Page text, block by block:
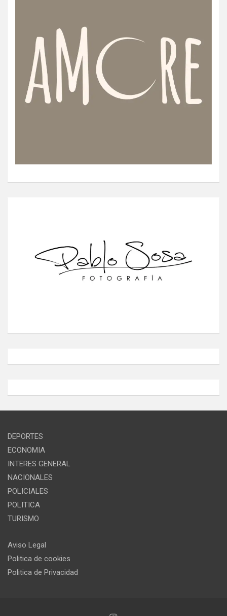
DEPORTES
ECONOMIA
INTERES GENERAL
NACIONALES
POLICIALES
POLITICA
TURISMO
Aviso Legal
Politica de cookies
Politica de Privacidad